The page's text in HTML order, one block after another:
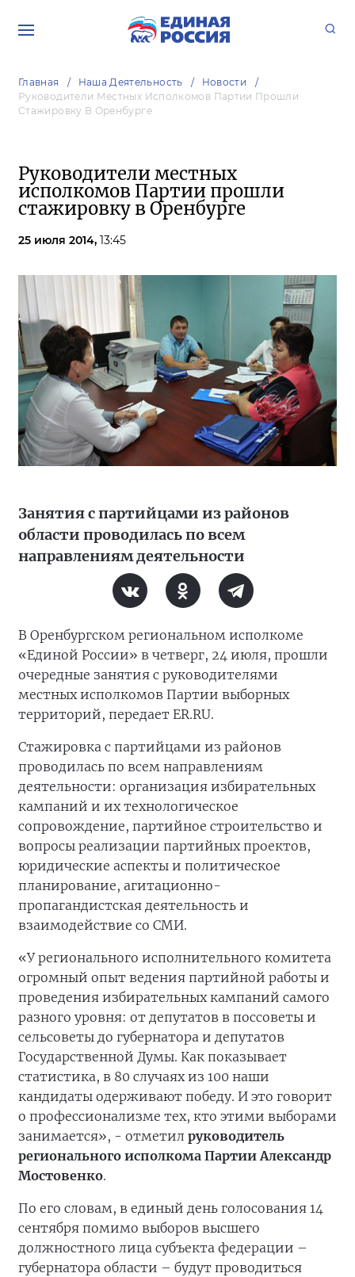
Главная Наша Деятельность
Новости
Руководители Местных Исполкомов Партии Прошли
Стажировку В Оренбурге
Руководители местных
исполкомов Партии прошли
стажировку в Оренбурге
25 июля 2014, 13:45
Занятия с партийцами из районов
области проводилась по всем
направлениям деятельности
В Оренбургском региональном исполкоме
«Единой России» в четверг, 24 июля, прошли
очередные занятия с руководителями
местных исполкомов Партии выборных
территорий, передает ER.RU.
Стажировка с партийцами из районов
проводилась по всем направлениям
деятельности: организация избирательных
кампаний и их технологическое
сопровождение, партийное строительство и
вопросы реализации партийных проектов,
юридические аспекты и политическое
планирование, агитационно-
пропагандистская деятельность и
взаимодействие со СМИ.
«У регионального исполнительного комитета
огромный опыт ведения партийной работы и
проведения избирательных кампаний самого
разного уровня: от депутатов в поссоветы и
сельсоветы до губернатора и депутатов
Государственной Думы. Как показывает
статистика, в 80 случаях из 100 наши
кандидаты одерживают победу. И это говорит
о профессионализме тех, кто этими выборами
занимается», - отметил руководитель
регионального исполкома Партии Александр
Мостовенко.
По его словам, в единый день голосования 14
сентября помимо выборов высшего
должностного лица субъекта федерации –
губернатора области – будут проводиться